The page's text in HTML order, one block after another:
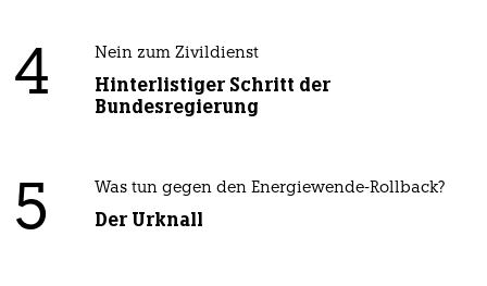
4 Nein zum Zivildienst
Hinterlistiger Schritt der
Bundesregierung
5 Was tun gegen den Energiewende-Rollback?
Der Urknall